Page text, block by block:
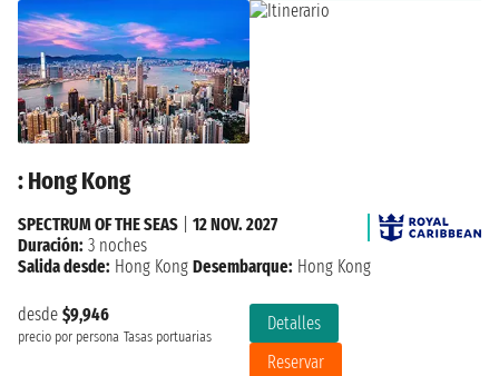
: Hong Kong
desde $9,946
precio por persona Tasas portuarias
Detalles
Reservar
SPECTRUM OF THE SEAS
12 NOV. 2027
Duración: 3 noches
Salida desde: Hong Kong Desembarque: Hong Kong